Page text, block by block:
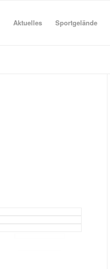
Aktuelles Sportgelände